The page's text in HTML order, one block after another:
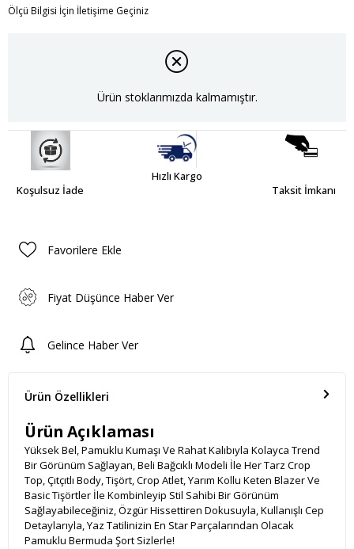
Ölçü Bilgisi İçin İletişime Geçiniz
Ürün stoklarımızda kalmamıştır.
Koşulsuz İade
Hızlı Kargo
Taksit İmkanı
Favorilere Ekle
Fiyat Düşünce Haber Ver
Gelince Haber Ver
Ürün Özellikleri
Ürün Açıklaması
Yüksek Bel, Pamuklu Kumaşı Ve Rahat Kalıbıyla Kolayca Trend
Bir Görünüm Sağlayan, Beli Bağcıklı Modeli İle Her Tarz Crop
Top, Çıtçıtlı Body, Tişört, Crop Atlet, Yarım Kollu Keten Blazer Ve
Basic Tişörtler İle Kombinleyip Stil Sahibi Bir Görünüm
Sağlayabileceğiniz, Özgür Hissettiren Dokusuyla, Kullanışlı Cep
Detaylarıyla, Yaz Tatilinizin En Star Parçalarından Olacak
Pamuklu Bermuda Şort Sizlerle!